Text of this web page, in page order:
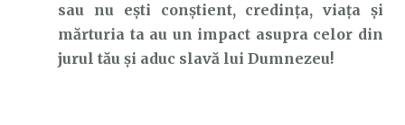
sau nu ești conștient, credința, viața și
mărturia ta au un impact asupra celor din
jurul tău și aduc slavă lui Dumnezeu!